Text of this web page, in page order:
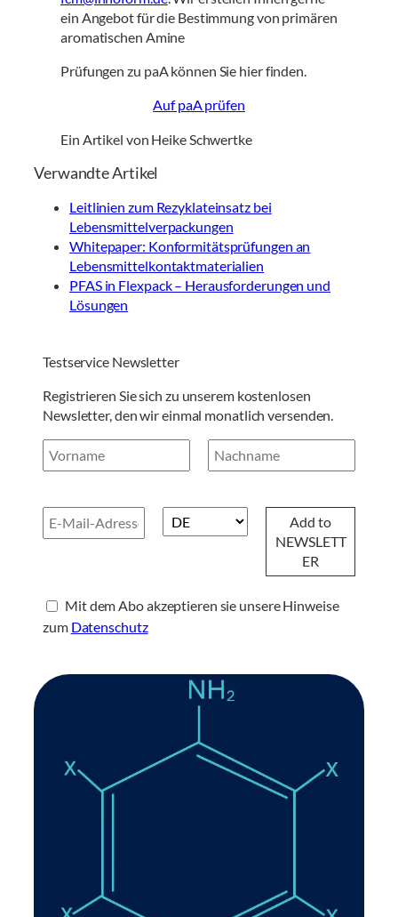
ein Angebot für die Bestimmung von primären
aromatischen Amine
Prüfungen zu paA können Sie hier finden.
Auf paA prüfen
Ein Artikel von Heike Schwertke
Verwandte Artikel
Leitlinien zum Rezyklateinsatz bei
Lebensmittelverpackungen
Whitepaper: Konformitätsprüfungen an
Lebensmittelkontaktmaterialien
PFAS in Flexpack – Herausforderungen und
Lösungen
Testservice Newsletter
Registrieren Sie sich zu unserem kostenlosen
Newsletter, den wir einmal monatlich versenden.
Mit dem Abo akzeptieren sie unsere Hinweise
zum Datenschutz